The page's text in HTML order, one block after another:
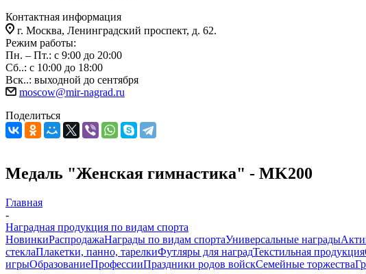
Контактная информация
г. Москва, Ленинградский проспект, д. 62.
Режим работы:
Пн. – Пт.: с 9:00 до 20:00
Сб..: с 10:00 до 18:00
Вск..: выходной до сентября
moscow@mir-nagrad.ru
Поделиться
Медаль "Женская гимнастика" - MK200
Главная
-
Наградная продукция по видам спорта
НовинкиРаспродажаНаграды по видам спортаУниверсальные награды
стеклаПлакетки, панно, тарелкиФутляры для наградТекстильная продукция
игрыОбразованиеПрофессииПраздники родов войскСемейные торжества